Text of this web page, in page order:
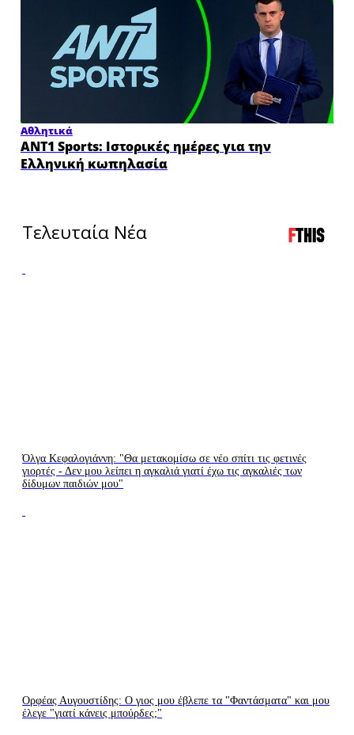
×
Αθλητικά
ANT1 Sports: Ιστορικές ημέρες για την
Ελληνική κωπηλασία
Τελευταία Νέα
Όλγα Κεφαλογιάννη: "Θα μετακομίσω σε νέο σπίτι τις φετινές
γιορτές - Δεν μου λείπει η αγκαλιά γιατί έχω τις αγκαλιές των
δίδυμων παιδιών μου"
Ορφέας Αυγουστίδης: Ο γιος μου έβλεπε τα "Φαντάσματα" και μου
έλεγε "γιατί κάνεις μπούρδες;"